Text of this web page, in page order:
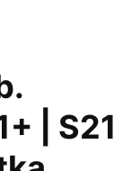
| S21